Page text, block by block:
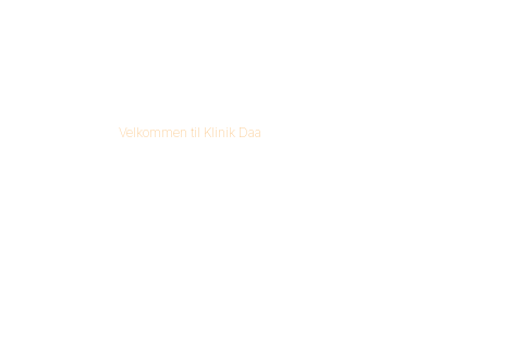
Velkommen til Klinik Daa
Panyco bodywrap